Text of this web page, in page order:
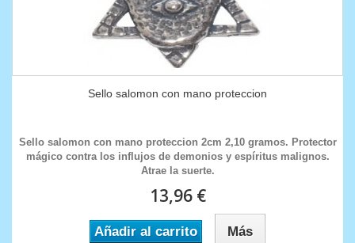
Sello salomon con mano proteccion
Sello salomon con mano proteccion 2cm 2,10 gramos. Protector
mágico contra los influjos de demonios y espíritus malignos.
Atrae la suerte.
13,96 €
Añadir al carrito Más